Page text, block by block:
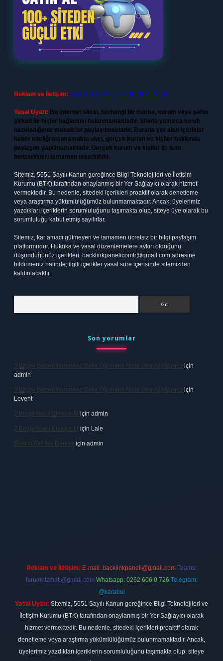
Reklam ve İletişim: Skype: live:.cid.575569c608265c69
Yasal Uyarı: Bu internet sitesi, herhangi bir marka, kurum veya şahıs
şirketi ile hiçbir bağlantısı bulunmamaktadır. Sitede yalnızca kendi
hazırladığımız makaleler paylaşılmaktadır. Burada yer alan içerikler
haber niteliği taşımamakta olup, gerçek kurum ve kişiler hakkında
paylaşım yapılmamaktadır. Gerçek kurum ve kişiler ile isim
benzerlikleri tamamen tesadüfidir.
Sitemiz, 5651 Sayılı Kanun gereğince Bilgi Teknolojileri ve İletişim
Kurumu (BTK) tarafından onaylanmış bir Yer Sağlayıcı olarak hizmet
vermektedir. Bu nedenle, sitedeki içerikleri proaktif olarak denetleme
veya araştırma yükümlülüğümüz bulunmamaktadır. Ancak, üyelerimiz
yazdıkları içeriklerin sorumluluğunu taşımakta olup, siteye üye olarak bu
sorumluluğu kabul etmiş sayılırlar.
Sitemiz, kar amacı gütmeyen ve tamamen ücretsiz bir bilgi paylaşım
platformudur. Hukuka ve yasal düzenlemelere aykırı olduğunu
düşündüğünüz içerikleri, backlinkpanelicomtr@gmail.com adresine
bildirmeniz halinde, ilgili içerikler yasal süre içerisinde sitemizden
kaldırılacaktır.
Son yorumlar
3 Bilgiyi Işleme Kuramına Göre Öğrenme Nasıl Olur Açıklayınız için
admin
3 Bilgiyi Işleme Kuramına Göre Öğrenme Nasıl Olur Açıklayınız için
Levent
2 Belge Nasıl Birleştirilir için admin
2 Belge Nasıl Birleştirilir için Lale
Baskın Alel Ne Demek için admin
Reklam ve İletişim: E-mail: backlinkpaneli@gmail.com Teams:
forumhizmeti@gmail.com Whatsapp: 0262 606 0 726 Telegram:
@karabul
Yasal Uyarı: Sitemiz, 5651 Sayılı Kanun gereğince Bilgi Teknolojileri ve
İletişim Kurumu (BTK) tarafından onaylanmış bir Yer Sağlayıcı olarak
hizmet vermektedir. Bu nedenle, sitedeki içerikleri proaktif olarak
denetleme veya araştırma yükümlülüğümüz bulunmamaktadır. Ancak,
üyelerimiz yazdıkları içeriklerin sorumluluğunu taşımakta olup, siteye